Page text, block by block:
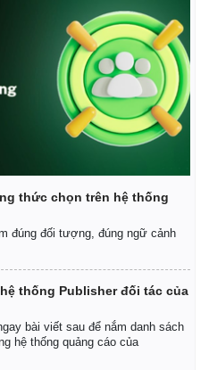
thức chọn trên hệ thống
đúng đối tượng, đúng ngữ cảnh
thống Publisher đối tác của
bài viết sau để nắm danh sách
hệ thống quảng cáo của